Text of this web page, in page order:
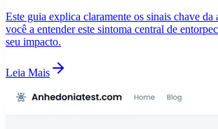
Este guia explica claramente os sinais chave da
você a entender este sintoma central de
seu impacto.
Leia Mais